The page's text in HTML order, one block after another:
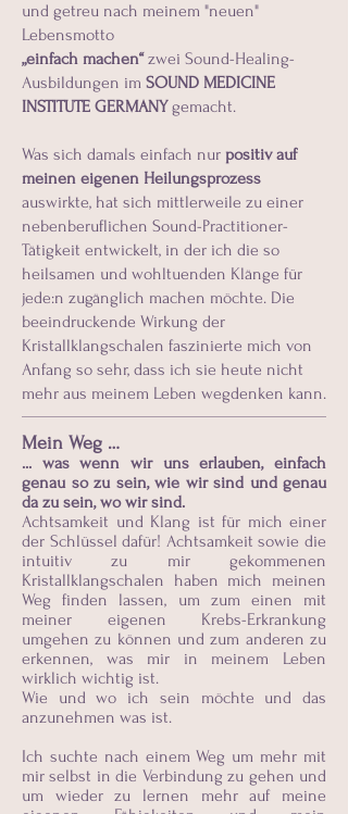
und getreu nach meinem "neuen"
Lebensmotto
„einfach machen“zwei Sound-Healing-
Ausbildungen im SOUND MEDICINE
INSTITUTE GERMANYgemacht.
Was sich damals einfach nur positiv auf
meinen eigenen Heilungsprozess
auswirkte, hat sich mittlerweile zu einer
nebenberuflichen Sound-Practitioner-
Tätigkeit entwickelt, in der ich die so
heilsamen und wohltuenden Klänge für
jede:n zugänglich machen möchte. Die
beeindruckende Wirkung der
Kristallklangschalen faszinierte mich von
Anfang so sehr, dass ich sie heute nicht
mehr aus meinem Leben wegdenken kann.
Mein Weg …
... was wenn wir uns erlauben, einfach
genau so zu sein, wie wir sind und genau
da zu sein, wo wir sind.
Achtsamkeit und Klang ist für mich einer
der Schlüssel dafür! Achtsamkeit sowie die
intuitiv zu mir gekommenen
Kristallklangschalen haben mich meinen
Weg finden lassen, um zum einen mit
meiner eigenen Krebs-Erkrankung
umgehen zu können und zum anderen zu
erkennen, was mir in meinem Leben
wirklich wichtig ist.
Wie und wo ich sein möchte und das
anzunehmen was ist.
Ich suchte nach einem Weg um mehr mit
mir selbst in die Verbindung zu gehen und
um wieder zu lernen mehr auf meine